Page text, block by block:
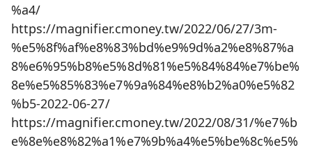
%a4/
https://magnifier.cmoney.tw/2022/06/27/3m-
%e5%8f%af%e8%83%bd%e9%9d%a2%e8%87%a
8%e6%95%b8%e5%8d%81%e5%84%84%e7%be%
8e%e5%85%83%e7%9a%84%e8%b2%a0%e5%82
%b5-2022-06-27/
https://magnifier.cmoney.tw/2022/08/31/%e7%b
e%8e%e8%82%a1%e7%9b%a4%e5%be%8c%e5%